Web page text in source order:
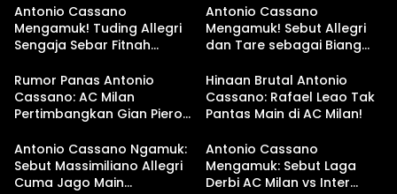
Antonio Cassano
Mengamuk! Tuding Allegri
Sengaja Sebar Fitnah
AC Milan
Antonio Cassano
Mengamuk! Sebut Allegri
dan Tare sebagai Biang
Milan
Rumor Panas Antonio
Cassano: AC Milan
Pertimbangkan Gian Piero
Allegri
Hinaan Brutal Antonio
Cassano: Rafael Leao Tak
Pantas Main di AC Milan!
Antonio Cassano Ngamuk:
Sebut Massimiliano Allegri
Cuma Jago Main
Antonio Cassano
Mengamuk: Sebut Laga
Derbi AC Milan vs Inter